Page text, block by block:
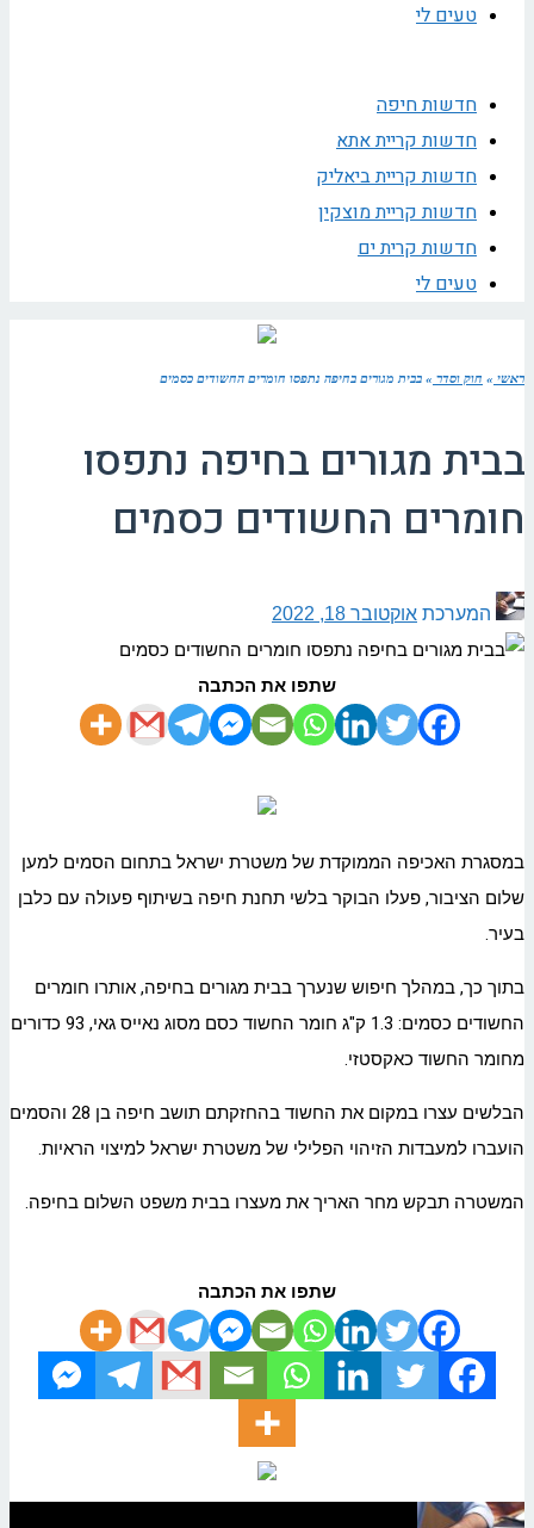
טעים לי
חדשות חיפה
חדשות קריית אתא
חדשות קריית ביאליק
חדשות קריית מוצקין
חדשות קרית ים
טעים לי
ראשי » חוק וסדר » בבית מגורים בחיפה נתפסו חומרים החשודים כסמים
בבית מגורים בחיפה נתפסו
חומרים החשודים כסמים
המערכת אוקטובר 18, 2022
שתפו את הכתבה
במסגרת האכיפה הממוקדת של משטרת ישראל בתחום הסמים למען
שלום הציבור, פעלו הבוקר בלשי תחנת חיפה בשיתוף פעולה עם כלבן
בעיר.
בתוך כך, במהלך חיפוש שנערך בבית מגורים בחיפה, אותרו חומרים
החשודים כסמים: 1.3 ק"ג חומר החשוד כסם מסוג נאייס גאי, 93 כדורים
מחומר החשוד כאקסטזי.
הבלשים עצרו במקום את החשוד בהחזקתם תושב חיפה בן 28 והסמים
הועברו למעבדות הזיהוי הפלילי של משטרת ישראל למיצוי הראיות.
המשטרה תבקש מחר האריך את מעצרו בבית משפט השלום בחיפה.
שתפו את הכתבה